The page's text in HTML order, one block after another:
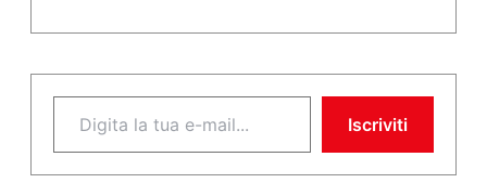
Digita la tua e-mail...
Iscriviti